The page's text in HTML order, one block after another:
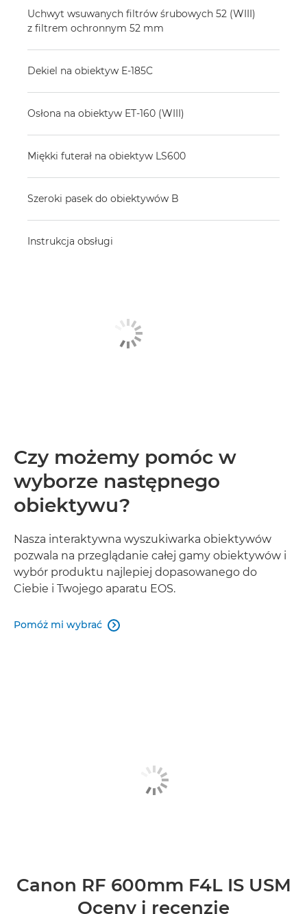
Uchwyt wsuwanych filtrów śrubowych 52 (WIII)
z filtrem ochronnym 52 mm
Dekiel na obiektyw E-185C
Osłona na obiektyw ET-160 (WIII)
Miękki futerał na obiektyw LS600
Szeroki pasek do obiektywów B
Instrukcja obsługi
Czy możemy pomóc w
wyborze następnego
obiektywu?
Nasza interaktywna wyszukiwarka obiektywów
pozwala na przeglądanie całej gamy obiektywów i
wybór produktu najlepiej dopasowanego do
Ciebie i Twojego aparatu EOS.
Pomóż mi wybrać 
Canon RF 600mm F4L IS USM
Oceny i recenzje